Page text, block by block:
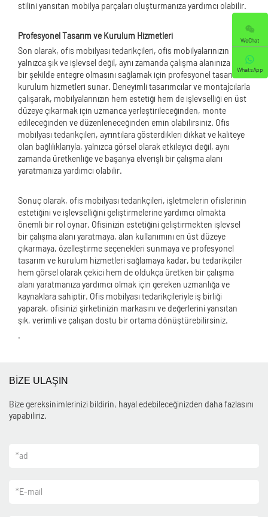
stilini yansıtan mobilya parçaları oluşturmanıza yardımcı olabilir.
Profesyonel Tasarım ve Kurulum Hizmetleri
Son olarak, ofis mobilyası tedarikçileri, ofis mobilyalarınızın
yalnızca şık ve işlevsel değil, aynı zamanda çalışma alanınıza etkili
bir şekilde entegre olmasını sağlamak için profesyonel tasarım ve
kurulum hizmetleri sunar. Deneyimli tasarımcılar ve montajcılarla
çalışarak, mobilyalarınızın hem estetiği hem de işlevselliği en üst
düzeye çıkarmak için uzmanca yerleştirileceğinden, monte
edileceğinden ve düzenleneceğinden emin olabilirsiniz. Ofis
mobilyası tedarikçileri, ayrıntılara gösterdikleri dikkat ve kaliteye
olan bağlılıklarıyla, yalnızca görsel olarak etkileyici değil, aynı
zamanda üretkenliğe ve başarıya elverişli bir çalışma alanı
yaratmanıza yardımcı olabilir.
Sonuç olarak, ofis mobilyası tedarikçileri, işletmelerin ofislerinin
estetiğini ve işlevselliğini geliştirmelerine yardımcı olmakta
önemli bir rol oynar. Ofisinizin estetiğini geliştirmekten işlevsel
bir çalışma alanı yaratmaya, alan kullanımını en üst düzeye
çıkarmaya, özelleştirme seçenekleri sunmaya ve profesyonel
tasarım ve kurulum hizmetleri sağlamaya kadar, bu tedarikçiler
hem görsel olarak çekici hem de oldukça üretken bir çalışma
alanı yaratmanıza yardımcı olmak için gereken uzmanlığa ve
kaynaklara sahiptir. Ofis mobilyası tedarikçileriyle iş birliği
yaparak, ofisinizi şirketinizin markasını ve değerlerini yansıtan
şık, verimli ve çalışan dostu bir ortama dönüştürebilirsiniz.
.
BİZE ULAŞIN
Bize gereksinimlerinizi bildirin, hayal edebileceğinizden daha fazlasını
yapabiliriz.
*ad
*E-mail
WeChat
WhatsApp